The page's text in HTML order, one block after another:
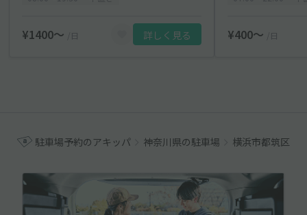
¥1400〜 /日 詳しく見る ¥400〜 /日
駐車場予約のアキッパ 神奈川県の駐車場 横浜市都筑区の